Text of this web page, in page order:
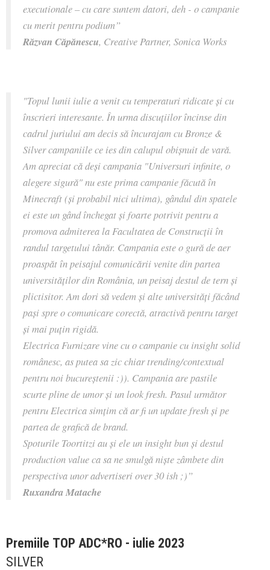
executionale – cu care suntem datori, deh - o campanie
cu merit pentru podium”
Răzvan Căpănescu, Creative Partner, Sonica Works
"Topul lunii iulie a venit cu temperaturi ridicate și cu
înscrieri interesante. În urma discuțiilor încinse din
cadrul juriului am decis să încurajam cu Bronze &
Silver campaniile ce ies din calupul obișnuit de vară.
Am apreciat că deși campania "Universuri infinite, o
alegere sigură" nu este prima campanie făcută în
Minecraft (și probabil nici ultima), gândul din spatele
ei este un gând închegat și foarte potrivit pentru a
promova admiterea la Facultatea de Construcții în
randul targetului tânăr. Campania este o gură de aer
proaspăt în peisajul comunicării venite din partea
universităților din România, un peisaj destul de tern și
plictisitor. Am dori să vedem și alte universități făcând
pași spre o comunicare corectă, atractivă pentru target
și mai puțin rigidă.
Electrica Furnizare vine cu o campanie cu insight solid
românesc, as putea sa zic chiar trending/contextual
pentru noi bucureștenii :)). Campania are pastile
scurte pline de umor și un look fresh. Pasul următor
pentru Electrica simțim că ar fi un update fresh și pe
partea de grafică de brand.
Spoturile Toortitzi au și ele un insight bun și destul
production value ca sa ne smulgă niște zâmbete din
perspectiva unor advertiseri over 30 ish ;)”
Ruxandra Matache
Premiile TOP ADC*RO - iulie 2023
SILVER